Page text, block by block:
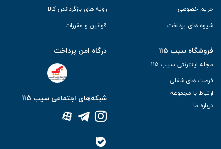
حریم خصوصی
شیوه های پرداخت
رویه های بازگرداندن کالا
قوانین و مقررات
فروشگاه سیب 115
مجله اینترنتی سیب 115
فرصت های شغلی
ارتباط با مجموعه
درباره ما
درگاه امن پرداخت
شبکه‌های اجتماعی سیب 115